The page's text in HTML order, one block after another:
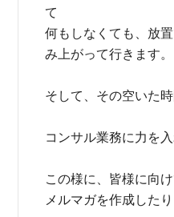
て
何もしなくても、放
み上がって行きます。
そして、その空いた時
コンサル業務に力を
この様に、皆様に向
メルマガを作成したり